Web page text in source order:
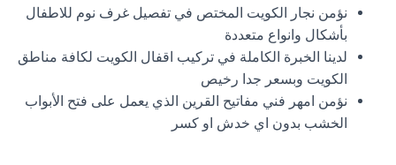
نؤمن نجار الكويت المختص في تفصيل غرف نوم للاطفال
بأشكال وانواع متعددة
لدينا الخبرة الكاملة في تركيب اقفال الكويت لكافة مناطق
الكويت وبسعر جدا رخيص
نؤمن امهر فني مفاتيح القرين الذي يعمل على فتح الأبواب
الخشب بدون اي خدش او كسر